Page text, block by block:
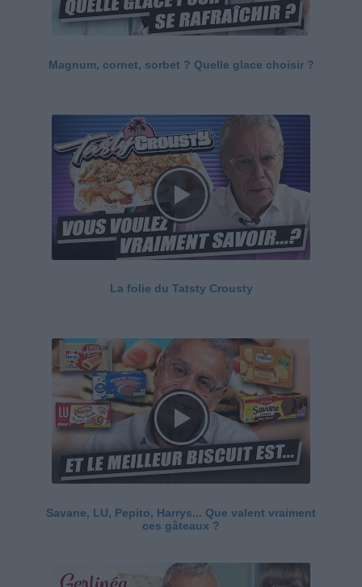
Magnum, cornet, sorbet ? Quelle glace choisir ?
La folie du Tatsty Crousty
Savane, LU, Pepito, Harrys... Que valent vraiment
ces gâteaux ?